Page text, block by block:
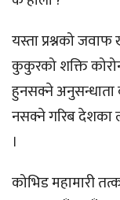
यस्ता प्रश्नको
कुकुरको शक्ति
हुनसक्ने अनुसन्धाता
नसक्ने गरिब देशका
।
कोभिड महामारी